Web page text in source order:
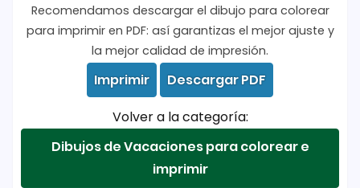
Recomendamos descargar el dibujo para colorear
para imprimir en PDF: así garantizas el mejor ajuste y
la mejor calidad de impresión.
Imprimir
Descargar PDF
Volver a la categoría:
Dibujos de Vacaciones para colorear e
imprimir